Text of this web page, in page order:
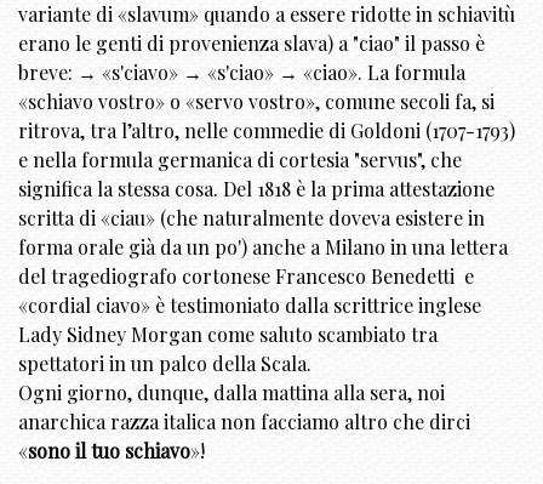
variante di «slavum» quando a essere ridotte in schiavitù
erano le genti di provenienza slava) a "ciao" il passo è
breve: → «s'ciavo» → «s'ciao» → «ciao». La formula
«schiavo vostro» o «servo vostro», comune secoli fa, si
ritrova, tra l’altro, nelle commedie di Goldoni (1707-1793)
e nella formula germanica di cortesia "servus", che
significa la stessa cosa. Del 1818 è la prima attestazione
scritta di «ciau» (che naturalmente doveva esistere in
forma orale già da un po') anche a Milano in una lettera
del tragediografo cortonese Francesco Benedetti e
«cordial ciavo» è testimoniato dalla scrittrice inglese
Lady Sidney Morgan come saluto scambiato tra
spettatori in un palco della Scala.
Ogni giorno, dunque, dalla mattina alla sera, noi
anarchica razza italica non facciamo altro che dirci
«sono il tuo schiavo»!